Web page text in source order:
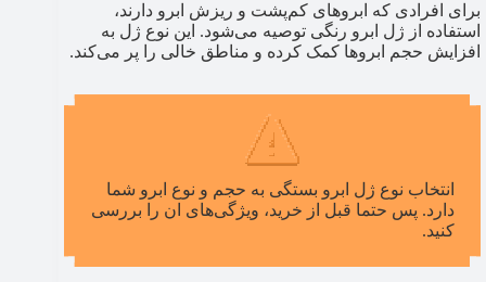
برای افرادی که ابروهای کم‌پشت و ریزش ابرو دارند،
استفاده از ژل ابرو رنگی توصیه می‌شود. این نوع ژل به
افزایش حجم ابروها کمک کرده و مناطق خالی را پر می‌کند.
انتخاب نوع ژل ابرو بستگی به حجم و نوع ابرو شما
دارد. پس حتما قبل از خرید، ویژگی‌های ان را بررسی
کنید.